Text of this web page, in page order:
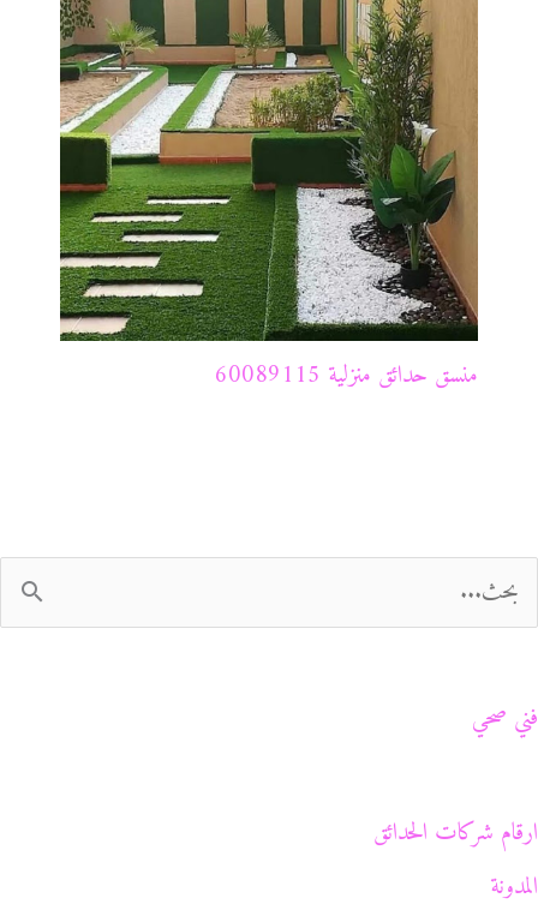
منسق حدائق منزلية 60089115
ل
ح
ع
ن
فني صحي
ارقام شركات الحدائق
المدونة